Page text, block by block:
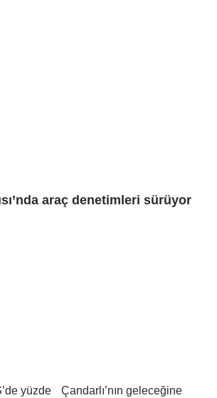
araç denetimleri sürüyor
yüzde
Çandarlı’nın geleceğine